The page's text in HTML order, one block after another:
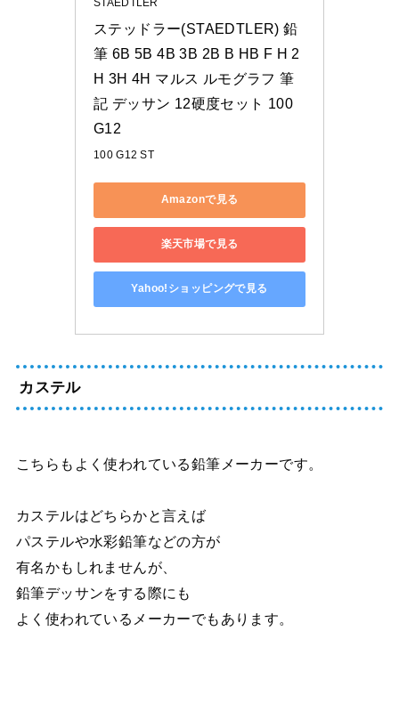
ステッドラー(STAEDTLER) 鉛
筆 6B 5B 4B 3B 2B B HB F H 2
H 3H 4H マルス ルモグラフ 筆
記 デッサン 12硬度セット 100
G12
100 G12 ST
Amazonで見る
楽天市場で見る
Yahoo!ショッピングで見る
カステル
こちらもよく使われている鉛筆メーカーです。
カステルはどちらかと言えば
パステルや水彩鉛筆などの方が
有名かもしれませんが、
鉛筆デッサンをする際にも
よく使われているメーカーでもあります。